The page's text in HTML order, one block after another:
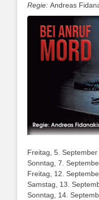
Regie: Andreas
Freitag, 5.
Sonntag, 7.
Freitag, 12.
Samstag, 13.
Sonntag, 14.